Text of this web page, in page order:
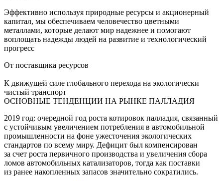
Эффективно используя природные ресурсы и акционерный
капитал, мы обеспечиваем человечество цветными
металлами, которые делают мир надежнее и помогают
воплощать надежды людей на развитие и технологический
прогресс
От поставщика ресурсов
К движущей силе глобального перехода на экологически
чистый транспорт
ОСНОВНЫЕ ТЕНДЕНЦИИ НА РЫНКЕ ПАЛЛАДИЯ
2019 год: очередной год роста котировок палладия, связанный
с устойчивым увеличением потребления в автомобильной
промышленности на фоне ужесточения экологических
стандартов по всему миру. Дефицит был компенсирован
за счет роста первичного производства и увеличения сбора
ломов автомобильных катализаторов, тогда как поставки
из ранее накопленных запасов значительно сократились.